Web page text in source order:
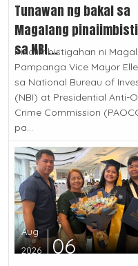
Tunawan ng bakal sa
Magalang
sa NBI...
Pinaiimbistigahan ni
Pampanga Vice Mayor
sa National Bureau of
(NBI) at Presidential Anti-
Crime Commission
pa...
Aug
2026
06